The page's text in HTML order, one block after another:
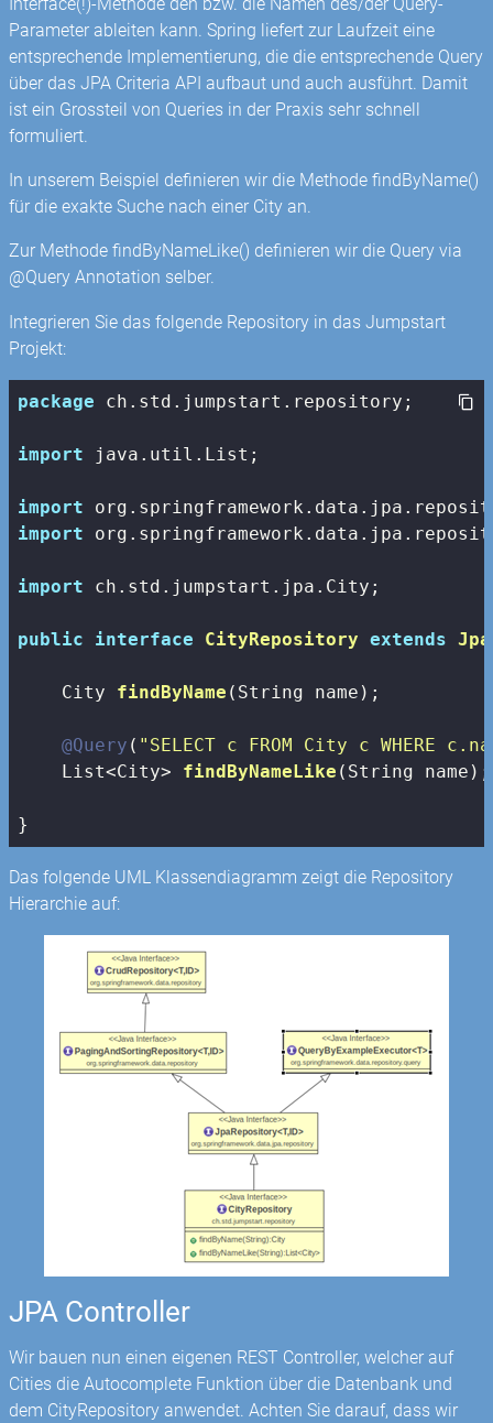
Parameter ableiten kann. Spring liefert zur Laufzeit eine
entsprechende Implementierung, die die entsprechende Query
über das JPA Criteria API aufbaut und auch ausführt. Damit
ist ein Grossteil von Queries in der Praxis sehr schnell
formuliert.
In unserem Beispiel definieren wir die Methode findByName()
für die exakte Suche nach einer City an.
Zur Methode findByNameLike() definieren wir die Query via
@Query Annotation selber.
Integrieren Sie das folgende Repository in das Jumpstart
Projekt:
package ch.std.jumpstart.repository;
import java.util.List;
import
import
import ch.std.jumpstart.jpa.City;
public interface CityRepository extends
City findByName (String name) ;
@Query ( "SELECT c FROM City c WHERE
List<City> findByNameLike (String name) ;
}
Das folgende UML Klassendiagramm zeigt die Repository
Hierarchie auf:
JPA Controller
Wir bauen nun einen eigenen REST Controller, welcher auf
Cities die Autocomplete Funktion über die Datenbank und
dem CityRepository anwendet. Achten Sie darauf, dass wir